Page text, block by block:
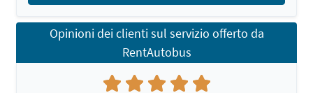
Opinioni dei clienti sul servizio offerto da
RentAutobus